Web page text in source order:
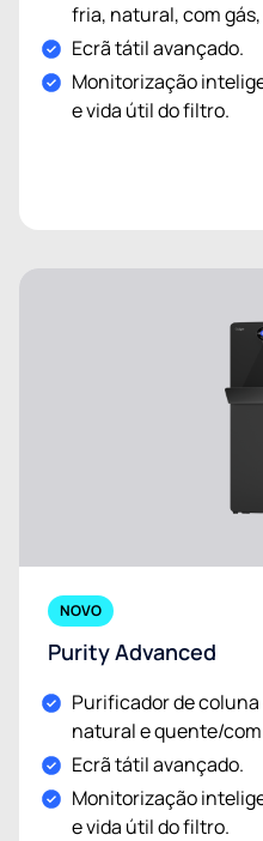
fria, natural, com
Ecrã tátil avançado.
Monitorização
e vida útil do filtro.
NOVO
Purity Advanced
Purificador de
natural e quente/com
Ecrã tátil avançado.
Monitorização
e vida útil do filtro.